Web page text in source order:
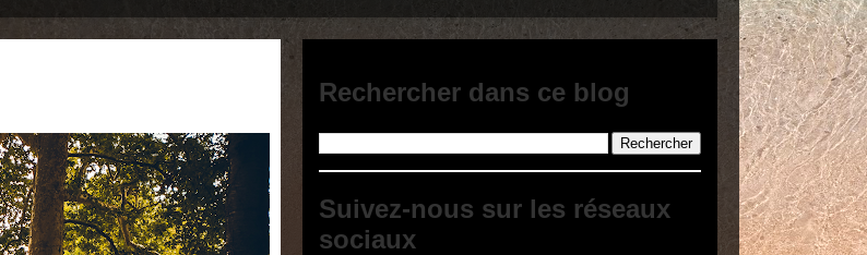
Rechercher dans ce blog
Suivez-nous sur les réseaux
sociaux